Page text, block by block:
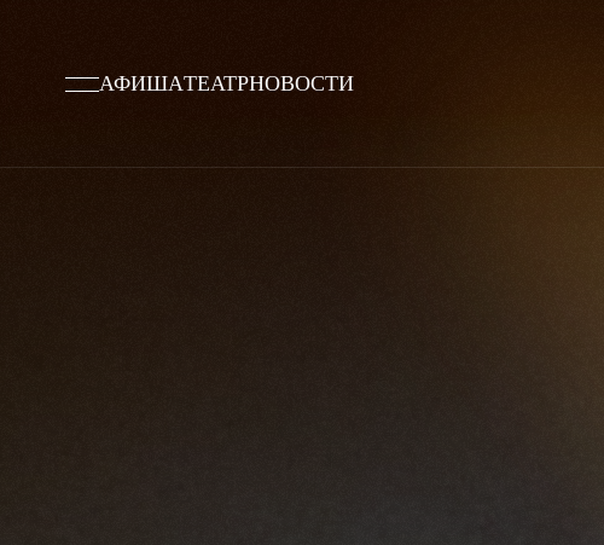
АФИШАТЕАТРНОВОСТИ